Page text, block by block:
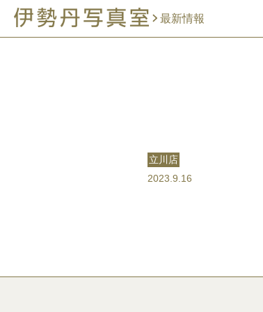
最新情報
立川店
2023.9.16